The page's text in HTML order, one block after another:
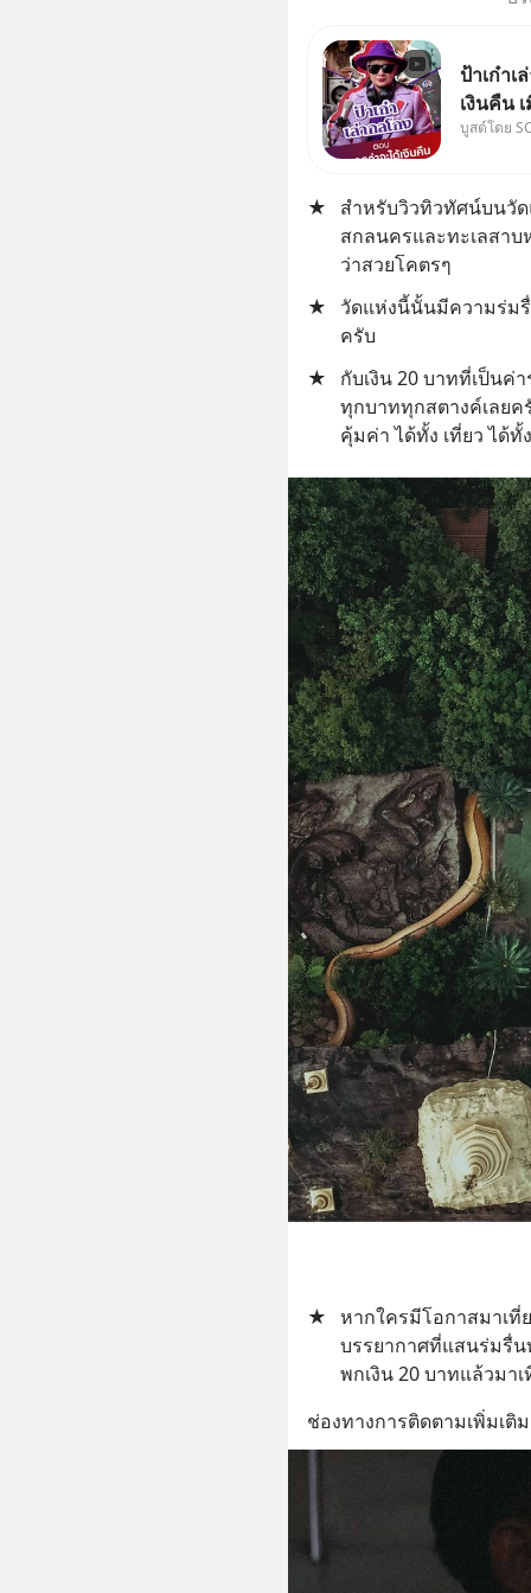
ป้าเก๋าเ
เงินคืน
เรื่องเ
“เขา
บูสต์โดย
★
สำหรับวิวทิวทัศน์บนวัด
สกลนครและทะเลสาบ
ว่าสวยโคตรๆ
★
วัดแห่งนี้นั้นมีความร่มรื่
ครับ
★
กับเงิน 20 บาทที่เป็นค่
ทุกบาททุกสตางค์เลย
คุ้มค่า ได้ทั้ง เที่ยว ได้
★ หากใครมีโอกาสมาเ
บรรยากาศที่แสนร่มรื่
พกเงิน 20 บาทแล้วมา
ช่องทางการติดตามเพิ่มเติ